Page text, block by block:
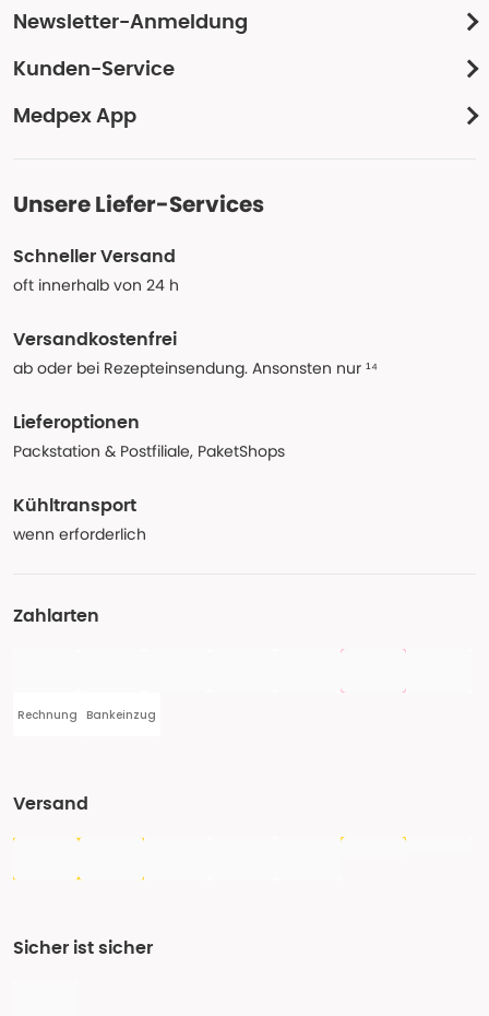
Newsletter-Anmeldung
Kunden-Service
Medpex App
Unsere Liefer-Services
Schneller Versand
oft innerhalb von 24 h
Versandkostenfrei
ab oder bei Rezepteinsendung. Ansonsten nur ¹⁴
Lieferoptionen
Packstation & Postfiliale, PaketShops
Kühltransport
wenn erforderlich
Zahlarten
Rechnung Bankeinzug
Versand
Sicher ist sicher